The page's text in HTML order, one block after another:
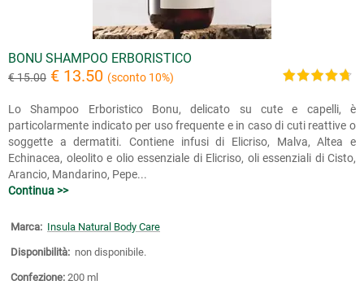
BONU SHAMPOO ERBORISTICO
€ 15.00 € 13.50 (sconto 10%)
Lo Shampoo Erboristico Bonu, delicato su cute e capelli, è
particolarmente indicato per uso frequente e in caso di cuti reattive o
soggette a dermatiti. Contiene infusi di Elicriso, Malva, Altea e
Echinacea, oleolito e olio essenziale di Elicriso, oli essenziali di Cisto,
Arancio, Mandarino, Pepe...
Continua >>
Marca: Insula Natural Body Care
Disponibilità: non disponibile.
Confezione: 200 ml